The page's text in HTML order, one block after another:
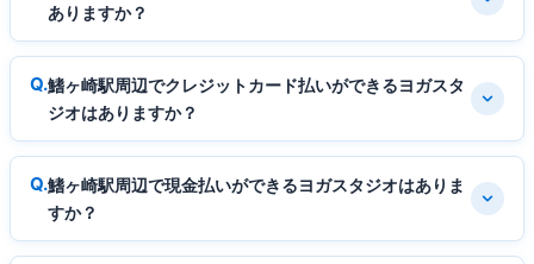
ありますか？
鰭ヶ崎駅周辺でクレジットカード払いができるヨガスタ
ジオはありますか？
鰭ヶ崎駅周辺で現金払いができるヨガスタジオはありま
すか？